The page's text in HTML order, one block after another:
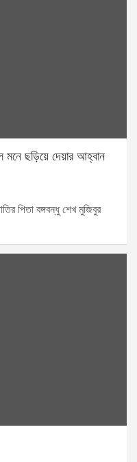
মনে ছড়িয়ে দেয়ার আহ্বান
পিতা বঙ্গবন্ধু শেখ মুজিবুর